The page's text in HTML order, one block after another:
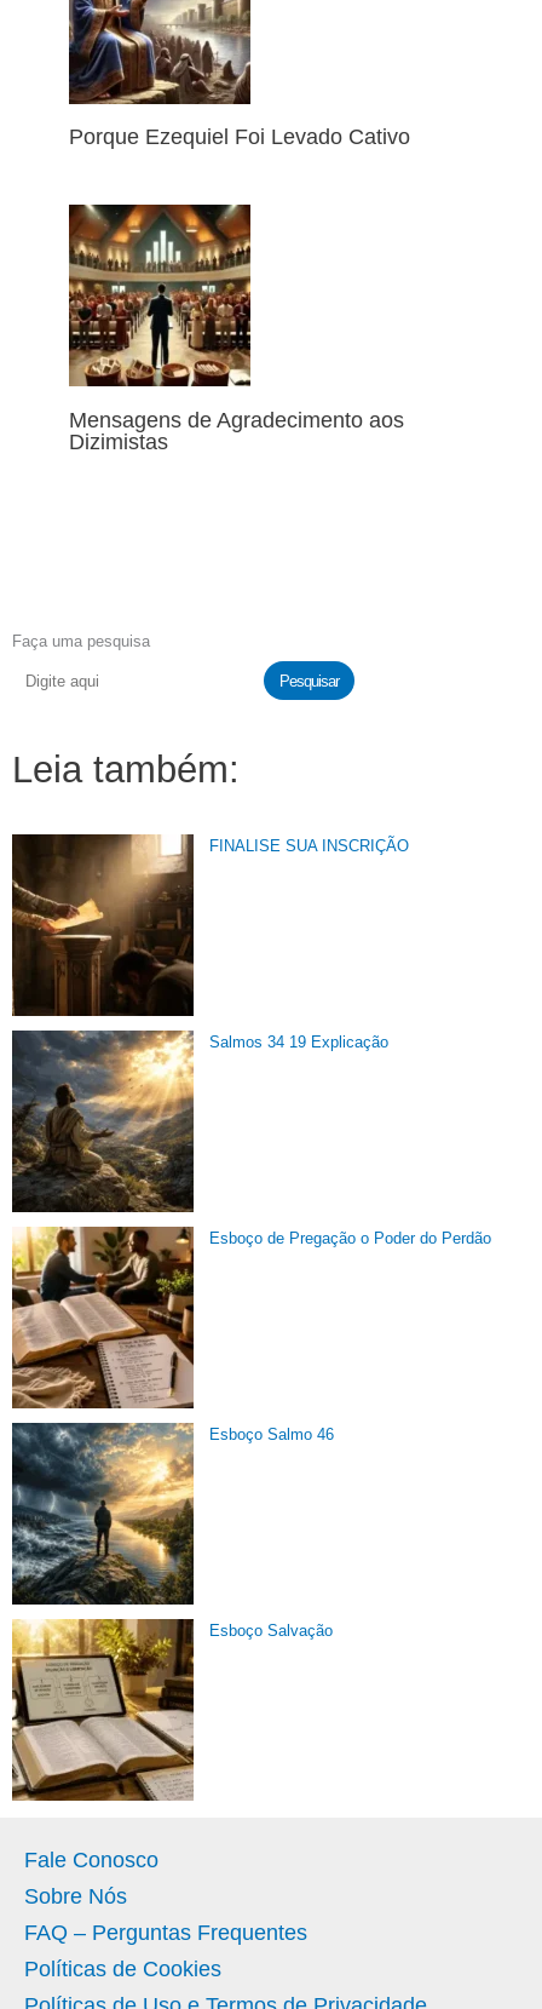
Porque Ezequiel Foi Levado Cativo
Mensagens de Agradecimento aos
Dizimistas
Faça uma pesquisa
Pesquisar
Leia também:
FINALISE SUA INSCRIÇÃO
Salmos 34 19 Explicação
Esboço de Pregação o Poder do Perdão
Esboço Salmo 46
Esboço Salvação
Fale Conosco
Sobre Nós
FAQ – Perguntas Frequentes
Políticas de Cookies